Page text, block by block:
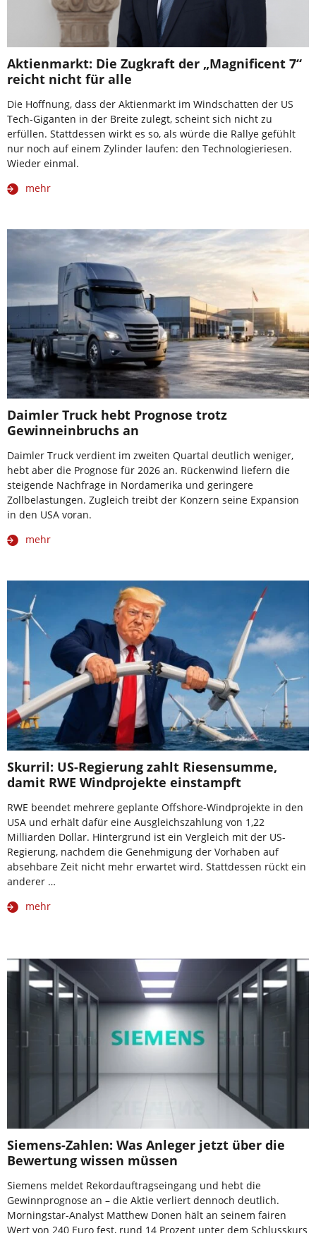
Aktienmarkt: Die Zugkraft der „Magnificent 7“
reicht nicht für alle
Die Hoffnung, dass der Aktienmarkt im Windschatten der US
Tech-Giganten in der Breite zulegt, scheint sich nicht zu
erfüllen. Stattdessen wirkt es so, als würde die Rallye gefühlt
nur noch auf einem Zylinder laufen: den Technologieriesen.
Wieder einmal.
mehr
Daimler Truck hebt Prognose trotz
Gewinneinbruchs an
Daimler Truck verdient im zweiten Quartal deutlich weniger,
hebt aber die Prognose für 2026 an. Rückenwind liefern die
steigende Nachfrage in Nordamerika und geringere
Zollbelastungen. Zugleich treibt der Konzern seine Expansion
in den USA voran.
mehr
Skurril: US-Regierung zahlt Riesensumme,
damit RWE Windprojekte einstampft
RWE beendet mehrere geplante Offshore-Windprojekte in den
USA und erhält dafür eine Ausgleichszahlung von 1,22
Milliarden Dollar. Hintergrund ist ein Vergleich mit der US-
Regierung, nachdem die Genehmigung der Vorhaben auf
absehbare Zeit nicht mehr erwartet wird. Stattdessen rückt ein
anderer …
mehr
Siemens-Zahlen: Was Anleger jetzt über die
Bewertung wissen müssen
Siemens meldet Rekordauftragseingang und hebt die
Gewinnprognose an – die Aktie verliert dennoch deutlich.
Morningstar-Analyst Matthew Donen hält an seinem fairen
Wert von 240 Euro fest, rund 14 Prozent unter dem Schlusskurs